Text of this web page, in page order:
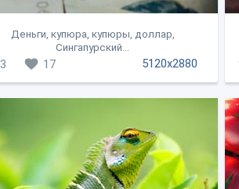
Деньги, купюра, купюры, доллар,
Сингапурский...
5120x2880
3 17